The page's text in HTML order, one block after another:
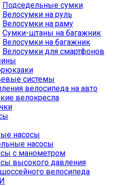
Подседельные сумки
Велосумки на руль
Велосумки на раму
Сумки-штаны на багажник
Велосумки на багажник
Велосумки для смартфонов
системы
велосипеда на авто
велокресла
насосы
насосы
с манометром
высокого давления
велосипеда